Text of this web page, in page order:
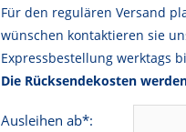
Für den regulären Versand
wünschen kontaktieren sie
Expressbestellung werktags
Die Rücksendekosten
Ausleihen ab*: